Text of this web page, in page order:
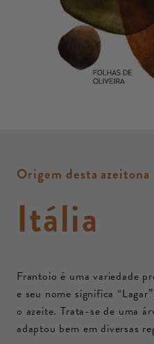
Origem desta azeitona
Itália
Frantoio é uma variedade
e seu nome significa
o azeite. Trata-se de uma
adaptou bem em diversas